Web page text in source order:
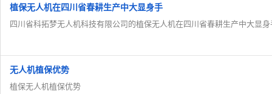
植保无人机在四川省春耕生产中大显身手
四川省科拓梦无人机科技有限公司的植保无人机在四川省春耕生产中大显
无人机植保优势
植保无人机植保优势